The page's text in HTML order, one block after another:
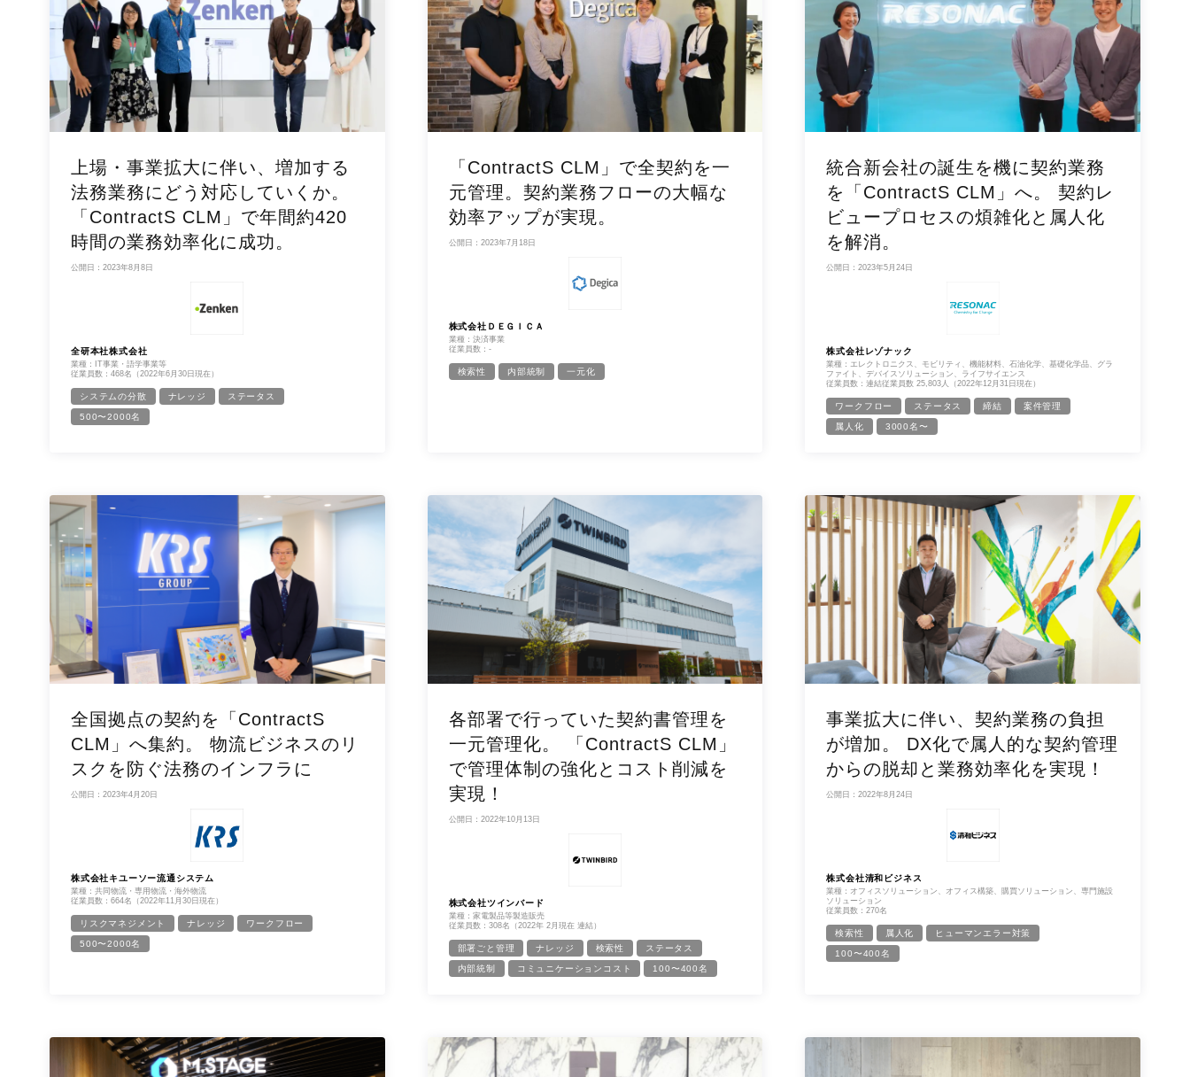
上場・事業拡大に伴い、増加する
法務業務にどう対応していくか。
「ContractS CLM」で年間約420
時間の業務効率化に成功。
公開日：2023年8月8日
全研本社株式会社
業種：IT事業・語学事業等
従業員数：468名（2022年6月30日現在）
システムの分散 ナレッジ ステータス
500〜2000名
「ContractS CLM」で全契約を一
元管理。契約業務フローの大幅な
効率アップが実現。
公開日：2023年7月18日
株式会社ＤＥＧＩＣＡ
業種：決済事業
従業員数：-
検索性 内部統制 一元化
統合新会社の誕生を機に契約業務
を「ContractS CLM」へ。 契約レ
ビュープロセスの煩雑化と属人化
を解消。
公開日：2023年5月24日
株式会社レゾナック
業種：エレクトロニクス、モビリティ、機能材料、石油化学、基礎化学品、グラ
ファイト、デバイスソリューション、ライフサイエンス
従業員数：連結従業員数 25,803人（2022年12月31日現在）
ワークフロー ステータス 締結 案件管理
属人化 3000名〜
全国拠点の契約を「ContractS
CLM」へ集約。 物流ビジネスのリ
スクを防ぐ法務のインフラに
公開日：2023年4月20日
株式会社キユーソー流通システム
業種：共同物流・専用物流・海外物流
従業員数：664名（2022年11月30日現在）
リスクマネジメント ナレッジ ワークフロー
500〜2000名
各部署で行っていた契約書管理を
一元管理化。 「ContractS CLM」
で管理体制の強化とコスト削減を
実現！
公開日：2022年10月13日
株式会社ツインバード
業種：家電製品等製造販売
従業員数：308名（2022年 2月現在 連結）
部署ごと管理 ナレッジ 検索性 ステータス
内部統制 コミュニケーションコスト 100〜400名
事業拡大に伴い、契約業務の負担
が増加。 DX化で属人的な契約管理
からの脱却と業務効率化を実現！
公開日：2022年8月24日
株式会社清和ビジネス
業種：オフィスソリューション、オフィス構築、購買ソリューション、専門施設
ソリューション
従業員数：270名
検索性 属人化 ヒューマンエラー対策
100〜400名